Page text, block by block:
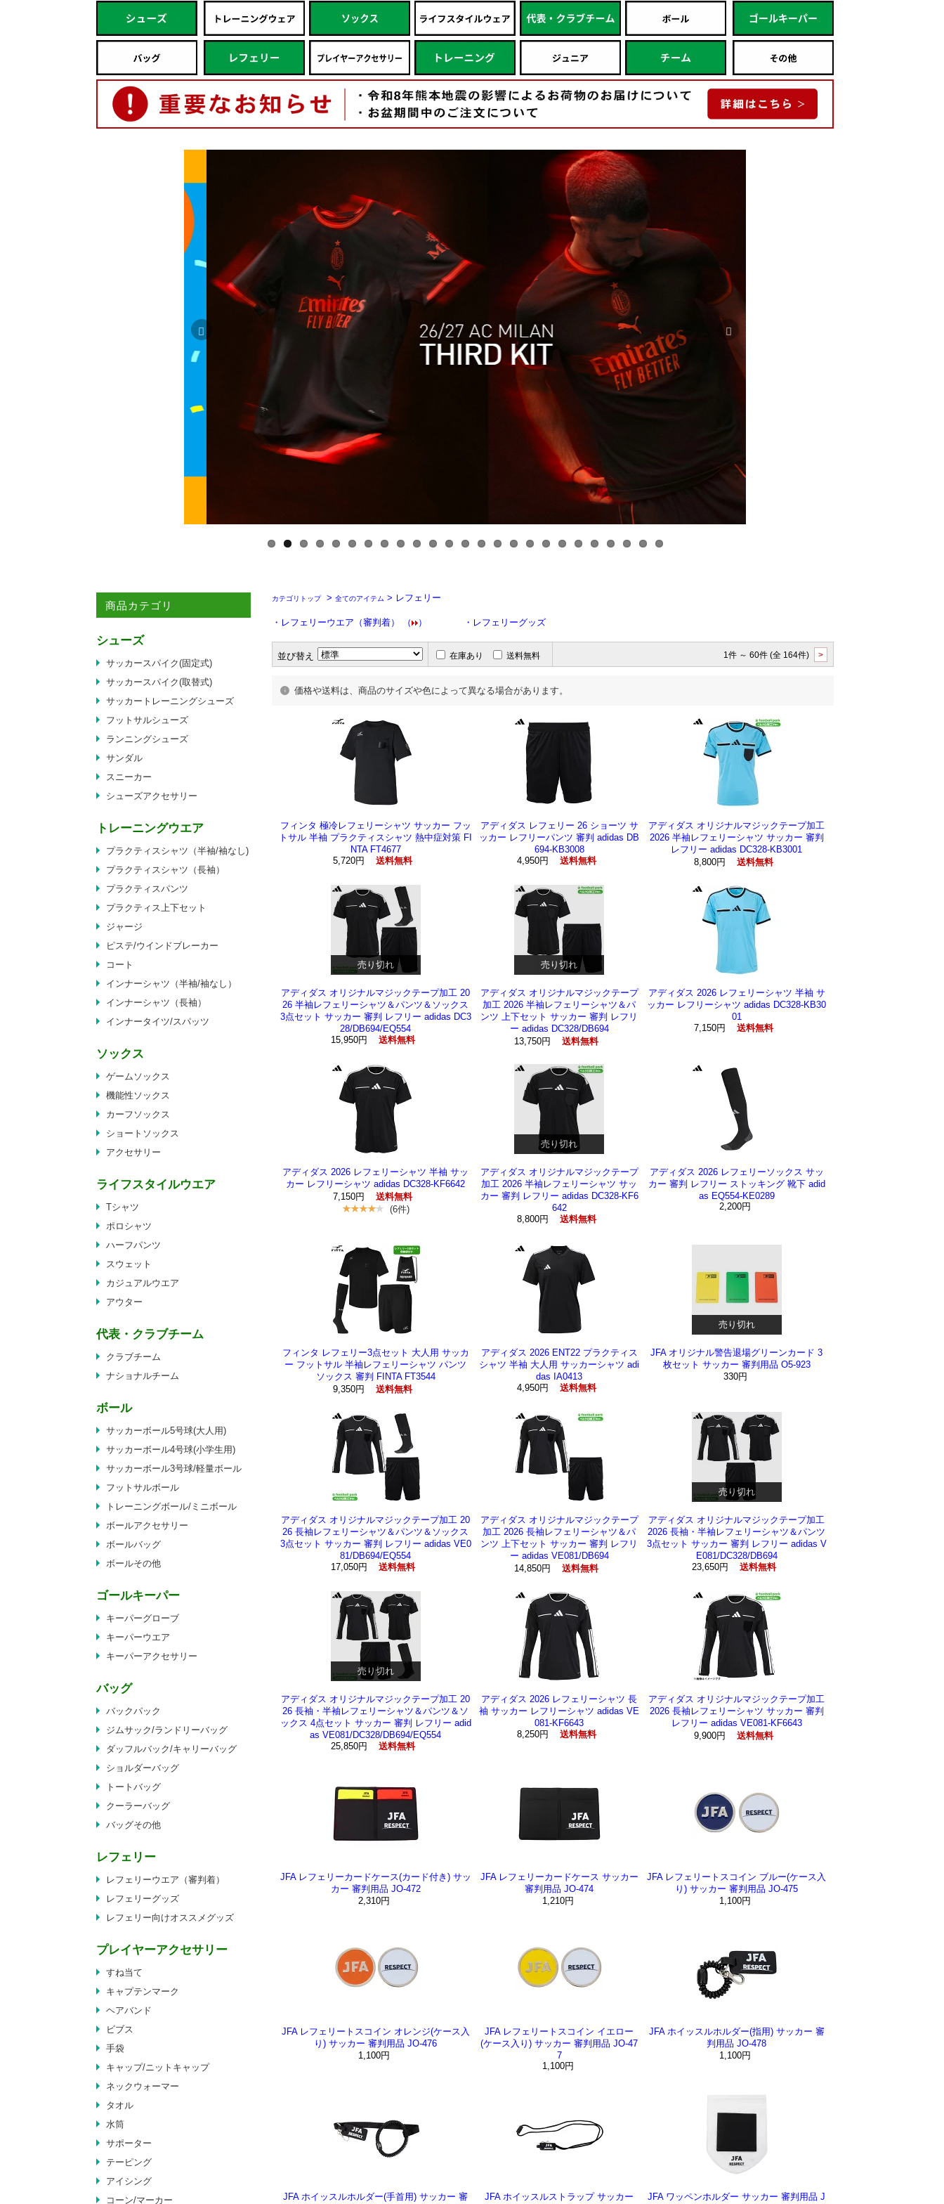
商品カテゴリ
シューズ
サッカースパイク(固定式)
サッカースパイク(取替式)
サッカートレーニングシューズ
フットサルシューズ
ランニングシューズ
サンダル
スニーカー
シューズアクセサリー
トレーニングウエア
プラクティスシャツ（半袖/袖なし)
プラクティスシャツ（長袖）
プラクティスパンツ
プラクティス上下セット
ジャージ
ピステ/ウインドブレーカー
コート
インナーシャツ（半袖/袖なし）
インナーシャツ（長袖）
インナータイツ/スパッツ
ソックス
ゲームソックス
機能性ソックス
カーフソックス
ショートソックス
アクセサリー
ライフスタイルウエア
Tシャツ
ポロシャツ
ハーフパンツ
スウェット
カジュアルウエア
アウター
代表・クラブチーム
クラブチーム
ナショナルチーム
ボール
サッカーボール5号球(大人用)
サッカーボール4号球(小学生用)
サッカーボール3号球/軽量ボール
フットサルボール
トレーニングボール/ミニボール
ボールアクセサリー
ボールバッグ
ボールその他
ゴールキーパー
キーパーグローブ
キーパーウエア
キーパーアクセサリー
バッグ
バックパック
ジムサック/ランドリーバッグ
ダッフルバック/キャリーバッグ
ショルダーバッグ
トートバッグ
クーラーバッグ
バッグその他
レフェリー
レフェリーウエア（審判着）
レフェリーグッズ
レフェリー向けオススメグッズ
プレイヤーアクセサリー
すね当て
キャプテンマーク
ヘアバンド
ビブス
手袋
キャップ/ニットキャップ
ネックウォーマー
タオル
水筒
サポーター
テーピング
アイシング
コーン/マーカー
カテゴリトップ> 全てのアイテム > レフェリー
・ レフェリーウエア（審判着） （ ） ・ レフェリーグッズ
並び替え 在庫あり 送料無料 1件 ～ 60件 (全 164件) >
価格や送料は、商品のサイズや色によって異なる場合があります。
フィンタ 極冷レフェリーシャツ サッカー フッ
トサル 半袖 プラクティスシャツ 熱中症対策 FI
NTA FT4677
5,720円
送料無料
アディダス レフェリー 26 ショーツ サ
ッカー レフリーパンツ 審判 adidas DB
694-KB3008
4,950円
送料無料
アディダス オリジナルマジックテープ加工
2026 半袖レフェリーシャツ サッカー 審判
レフリー adidas DC328-KB3001
8,800円
送料無料
売り切れ 売り切れ
アディダス オリジナルマジックテープ加工 20
26 半袖レフェリーシャツ＆パンツ＆ソックス
3点セット サッカー 審判 レフリー adidas DC3
28/DB694/EQ554
15,950円
送料無料
アディダス オリジナルマジックテープ
加工 2026 半袖レフェリーシャツ＆パ
ンツ 上下セット サッカー 審判 レフリ
ー adidas DC328/DB694
13,750円
送料無料
アディダス 2026 レフェリーシャツ 半袖 サ
ッカー レフリーシャツ adidas DC328-KB30
01
7,150円
送料無料
売り切れ
アディダス 2026 レフェリーシャツ 半袖 サッ
カー レフリーシャツ adidas DC328-KF6642
7,150円
送料無料
(6件)
アディダス オリジナルマジックテープ
加工 2026 半袖レフェリーシャツ サッ
カー 審判 レフリー adidas DC328-KF6
642
8,800円
送料無料
アディダス 2026 レフェリーソックス サッ
カー 審判 レフリー ストッキング 靴下 adid
as EQ554-KE0289
2,200円
売り切れ
フィンタ レフェリー3点セット 大人用 サッカ
ー フットサル 半袖レフェリーシャツ パンツ
ソックス 審判 FINTA FT3544
9,350円
送料無料
アディダス 2026 ENT22 プラクティス
シャツ 半袖 大人用 サッカーシャツ adi
das IA0413
4,950円
送料無料
JFA オリジナル警告退場グリーンカード 3
枚セット サッカー 審判用品 O5-923
330円
売り切れ
アディダス オリジナルマジックテープ加工 20
26 長袖レフェリーシャツ＆パンツ＆ソックス
3点セット サッカー 審判 レフリー adidas VE0
81/DB694/EQ554
17,050円
送料無料
アディダス オリジナルマジックテープ
加工 2026 長袖レフェリーシャツ＆パ
ンツ 上下セット サッカー 審判 レフリ
ー adidas VE081/DB694
14,850円
送料無料
アディダス オリジナルマジックテープ加工
2026 長袖・半袖レフェリーシャツ＆パンツ
3点セット サッカー 審判 レフリー adidas V
E081/DC328/DB694
23,650円
送料無料
売り切れ
アディダス オリジナルマジックテープ加工 20
26 長袖・半袖レフェリーシャツ＆パンツ＆ソ
ックス 4点セット サッカー 審判 レフリー adid
as VE081/DC328/DB694/EQ554
25,850円
送料無料
アディダス 2026 レフェリーシャツ 長
袖 サッカー レフリーシャツ adidas VE
081-KF6643
8,250円
送料無料
アディダス オリジナルマジックテープ加工
2026 長袖レフェリーシャツ サッカー 審判
レフリー adidas VE081-KF6643
9,900円
送料無料
JFA レフェリーカードケース(カード付き) サッ
カー 審判用品 JO-472
2,310円
JFA レフェリーカードケース サッカー
審判用品 JO-474
1,210円
JFA レフェリートスコイン ブルー(ケース入
り) サッカー 審判用品 JO-475
1,100円
JFA レフェリートスコイン オレンジ(ケース入
り) サッカー 審判用品 JO-476
1,100円
JFA レフェリートスコイン イエロー
(ケース入り) サッカー 審判用品 JO-47
7
1,100円
JFA ホイッスルホルダー(指用) サッカー 審
判用品 JO-478
1,100円
JFA ホイッスルホルダー(手首用) サッカー 審
JFA ホイッスルストラップ サッカー
JFA ワッペンホルダー サッカー 審判用品 J